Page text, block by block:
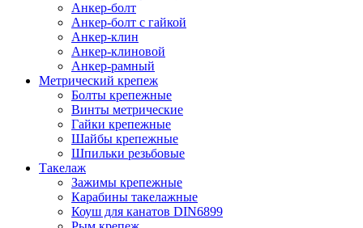
Анкер-болт
Анкер-болт с гайкой
Анкер-клин
Анкер-клиновой
Анкер-рамный
Метрический крепеж
Болты крепежные
Винты метрические
Гайки крепежные
Шайбы крепежные
Шпильки резьбовые
Такелаж
Зажимы крепежные
Карабины такелажные
Коуш для канатов DIN6899